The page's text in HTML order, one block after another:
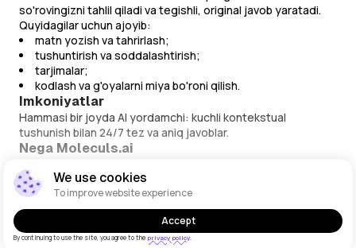
so'rovingizni tahlil qiladi va tegishli, original javob yaratadi.
Quyidagilar uchun ajoyib:
matn yozish va tahrirlash;
tushuntirish va soddalashtirish;
tarjimalar;
kodlash va g'oyalarni miya bo'roni qilish.
Imkoniyatlar
Hammasi bir joyda AI yordamchi: kuchli kontekstual
tushunish bilan 24/7 tez va aniq javoblar.
Nega Moleculs.ai
Onlayn ishlaydi.
Ehtiyojlaringizga moslashtirilgan eng so'nggi GPT
modellari.
Murakkab so'rovlar uchun ham tezkor javoblar.
Bepul kirish va yagona interfeys.
To'liq matnni ko'rsatish
We use cookies
To improve website experience
Accept
By continuing to use the site, you agree to the privacy policy